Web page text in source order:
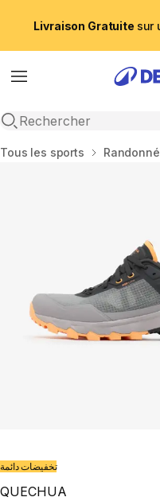
Livraison Gratuite sur
Menu
Recherche ouverte
Accueil
Tous les sports
تخفيضات دائمة
QUECHUA